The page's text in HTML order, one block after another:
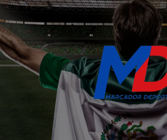
Saltar
al
contenido